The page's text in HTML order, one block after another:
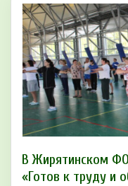
В Жирятинском
«Готов к труду и